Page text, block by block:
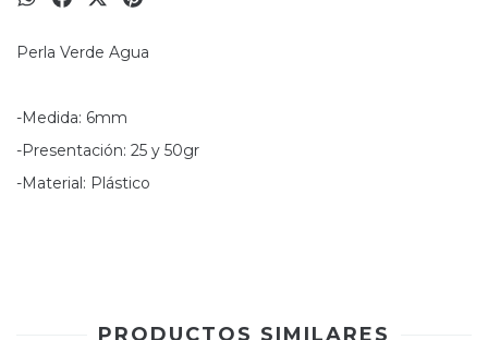
Perla Verde Agua
-Medida: 6mm
-Presentación: 25 y 50gr
-Material: Plástico
PRODUCTOS SIMILARES